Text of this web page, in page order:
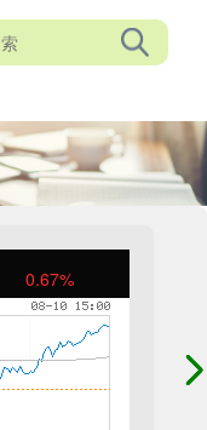
0.67%